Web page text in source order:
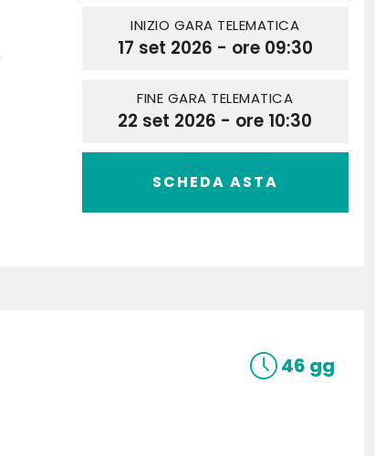
INIZIO GARA TELEMATICA
17 set 2026 - ore 09:30
FINE GARA TELEMATICA
22 set 2026 - ore 10:30
SCHEDA ASTA
46 gg